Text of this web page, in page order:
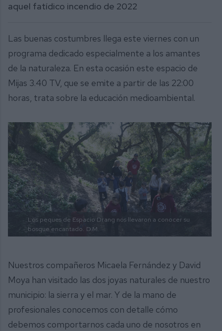
aquel fatídico incendio de 2022
Las buenas costumbres llega este viernes con un
programa dedicado especialmente a los amantes
de la naturaleza. En esta ocasión este espacio de
Mijas 3.40 TV, que se emite a partir de las 22:00
horas, trata sobre la educación medioambiental.
Los peques de Espacio Drang nos llevaron a conocer su
bosque encantado. D.M.
Nuestros compañeros Micaela Fernández y David
Moya han visitado las dos joyas naturales de nuestro
municipio: la sierra y el mar. Y de la mano de
profesionales conocemos con detalle cómo
debemos comportarnos cada uno de nosotros en